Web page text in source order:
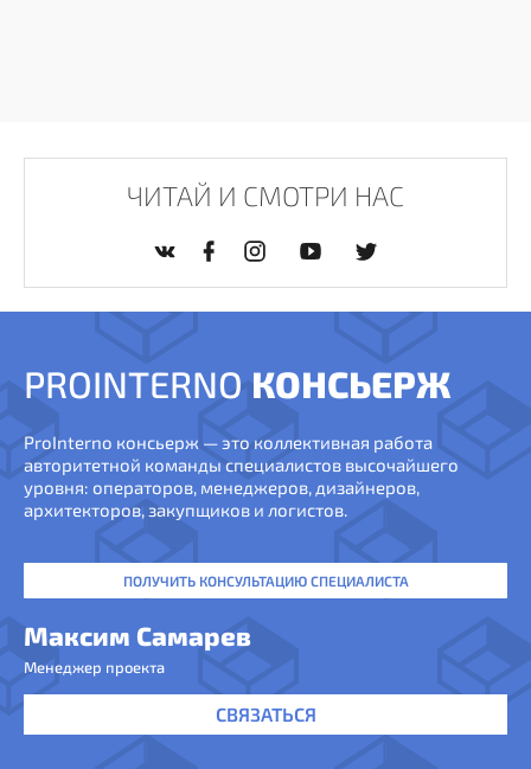
ЧИТАЙ И СМОТРИ НАС
PROINTERNO КОНСЬЕРЖ
ProInterno консьерж — это коллективная работа
авторитетной команды специалистов высочайшего
уровня: операторов, менеджеров, дизайнеров,
архитекторов, закупщиков и логистов.
ПОЛУЧИТЬ КОНСУЛЬТАЦИЮ СПЕЦИАЛИСТА
Максим Самарев
Менеджер проекта
СВЯЗАТЬСЯ